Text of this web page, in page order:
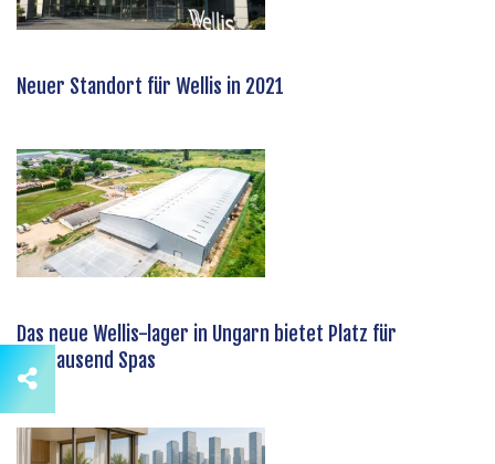
Neuer Standort für Wellis in 2021
Das neue Wellis-lager in Ungarn bietet Platz für
viertausend Spas